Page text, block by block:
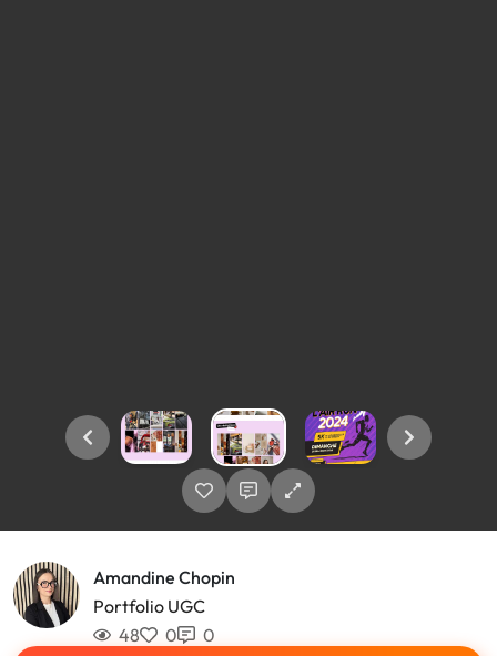
Amandine Chopin
Portfolio UGC
48
0
0